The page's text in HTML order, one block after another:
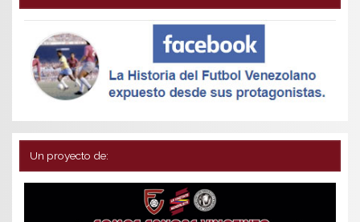
Un proyecto de: